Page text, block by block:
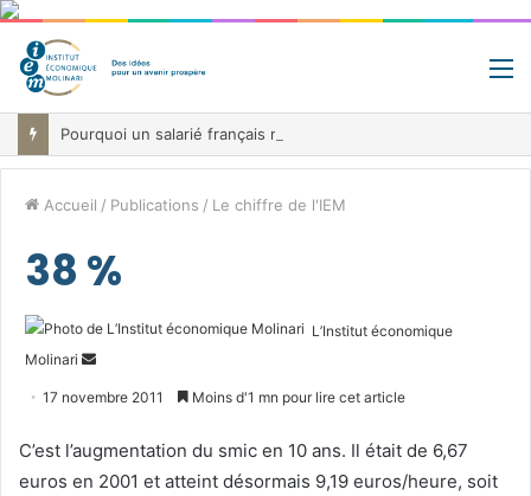
Accueil / Publications / Le chiffre de l'IEM
38 %
L’Institut économique
Molinari
Envoyer
17 novembre 2011 Moins d'1 mn pour lire cet article
C’est l’augmentation du smic en 10 ans. Il était de 6,67
euros en 2001 et atteint désormais 9,19 euros/heure, soit